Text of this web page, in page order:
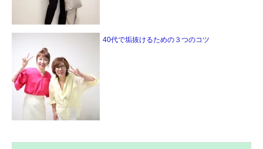
40代で垢抜けるための３つのコツ